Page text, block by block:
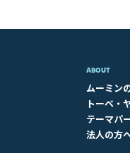
ABOUT​
ムーミン
トーベ・
テーマパ
法人の方